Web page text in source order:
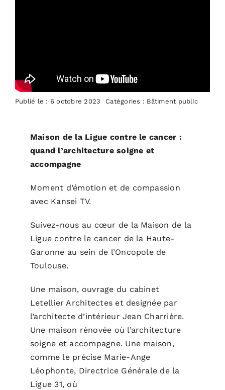
Publié le : 6 octobre 2023 Catégories : Bâtiment public
Maison de la Ligue contre le cancer :
quand l’architecture soigne et
accompagne
Moment d’émotion et de compassion
avec Kansei TV.
Suivez-nous au cœur de la Maison de la
Ligue contre le cancer de la Haute-
Garonne au sein de l’Oncopole de
Toulouse.
Une maison, ouvrage du cabinet
Letellier Architectes et designée par
l’architecte d’intérieur Jean Charrière.
Une maison rénovée où l’architecture
soigne et accompagne. Une maison,
comme le précise Marie-Ange
Léophonte, Directrice Générale de la
Ligue 31, où
CONTACT